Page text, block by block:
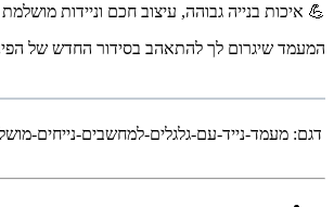
💪 איכות בנייה גבוהה, עיצוב חכם וניידות
המעמד שיגרום לך להתאהב בסידור החדש של
דגם: מעמד-נייד-עם-גלגלים-למחשבים-נייחים-